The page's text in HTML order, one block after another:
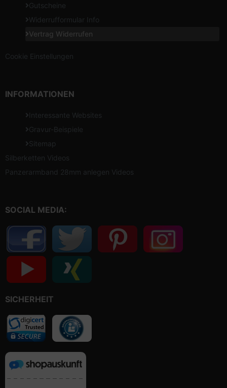
Gutscheine
Widerrufformular Info
Vertrag Widerrufen
Cookie Einstellungen
INFORMATIONEN
Interessante Websites
Gravur-Beispiele
Sitemap
Silberketten Videos
Panzerarmband 28mm anlegen Videos
SOCIAL MEDIA:
SICHERHEIT